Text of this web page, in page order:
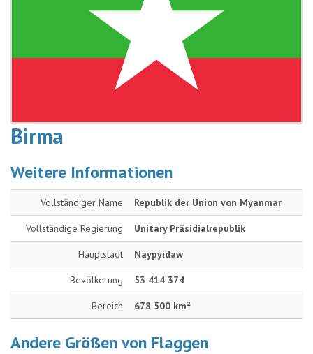
Birma
Weitere Informationen
Vollständiger Name Republik der Union von Myanmar
Vollständige Regierung Unitary Präsidialrepublik
Hauptstadt Naypyidaw
Bevölkerung 53 414 374
Bereich 678 500 km²
Andere Größen von Flaggen